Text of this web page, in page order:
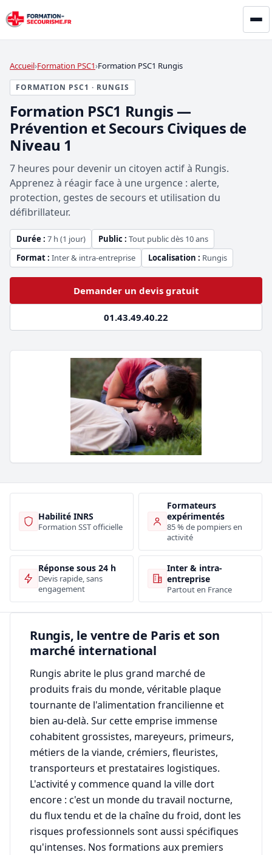
Accueil Formation PSC1 Formation PSC1 Rungis
FORMATION PSC1 · RUNGIS
Formation PSC1 Rungis —
Prévention et Secours Civiques de
Niveau 1
7 heures pour devenir un citoyen actif à Rungis.
Apprenez à réagir face à une urgence : alerte,
protection, gestes de secours et utilisation du
défibrillateur.
Durée : 7 h (1 jour) Public : Tout public dès 10 ans
Format : Inter & intra-entreprise Localisation : Rungis
Demander un devis gratuit
01.43.49.40.22
Habilité INRS
Formation SST officielle
Formateurs
expérimentés
85 % de pompiers en
activité
Réponse sous 24 h
Devis rapide, sans
engagement
Inter & intra-
entreprise
Partout en France
Rungis, le ventre de Paris et son
marché international
Rungis abrite le plus grand marché de
produits frais du monde, véritable plaque
tournante de l'alimentation francilienne et
bien au-delà. Sur cette emprise immense
cohabitent grossistes, mareyeurs, primeurs,
métiers de la viande, crémiers, fleuristes,
transporteurs et prestataires logistiques.
L'activité y commence quand la ville dort
encore : c'est un monde du travail nocturne,
du flux tendu et de la chaîne du froid, dont les
risques professionnels sont aussi spécifiques
qu'intenses. Nos formations aux premiers